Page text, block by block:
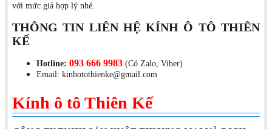
với mức giá hợp lý nhé.
THÔNG TIN LIÊN HỆ KÍNH Ô TÔ THIÊN
KẾ
Hotline: 093 666 9983 (Có Zalo, Viber)
Email: kinhotothienke@gmail.com
Kính ô tô Thiên Kế